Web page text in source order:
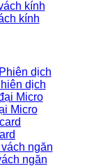
kính
dịch
Micro
ngăn